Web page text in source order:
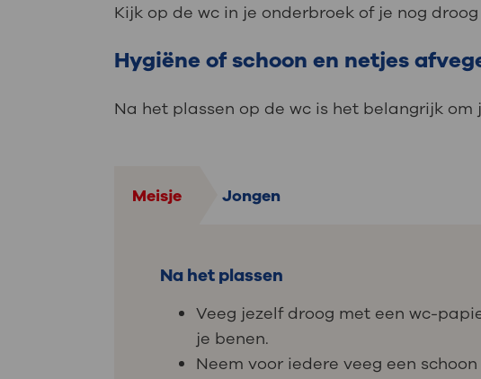
Kijk op de wc in je onderbroek of je nog
Hygiëne of schoon en netjes
Na het plassen op de wc is het belangrijk om
Meisje Jongen
Na het plassen
Veeg jezelf droog met een wc-
je benen.
Neem voor iedere veeg een